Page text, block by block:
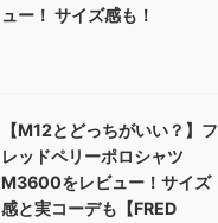
ュー！ サイズ感も！
【M12とどっちがいい？】フ
レッドペリーポロシャツ
M3600をレビュー！サイズ
感と実コーデも【FRED